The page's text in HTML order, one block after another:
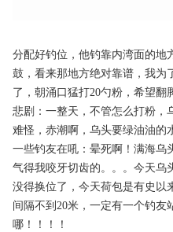
分配好钓位，他钓靠内湾面的地
鼓，看来那地方绝对靠谱，我为
了，朝涌口猛打20勺粉，希望翻
悲剧：一整天，不管怎么打粉，
难怪，赤潮啊，乌头要绿油油的
一些钓友在吼：晕死啊！满海乌
气得我咬牙切齿的。。。今天乌
没得换位了，今天荷包是有史以
间隔不到20米，一定有一个钓友
哪！！！！